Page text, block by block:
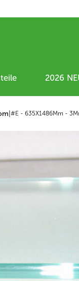
2026
#E - 635X1486Mm -